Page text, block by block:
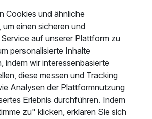
p.P. ab195,00 €
Ambiente und die persönliche
Hotels und unseres Services und
traditionsreichen
und in unserer original
Pizzeria verwöhnen! Darüber
mit unserem Dunkelrestaurant und
Speisen weitere High-
sich schmecken!
Cookies und ähnliche
einen sicheren und
auf unserer Plattform zu
personalisierte Inhalte
indem wir interessenbasierte
diese messen und Tracking
Analysen der Plattformnutzung
Erlebnis durchführen. Indem
zu" klicken, erklären Sie sich